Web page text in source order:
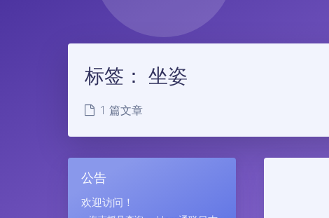
标签： 坐姿
1 篇文章
公告
欢迎访问！